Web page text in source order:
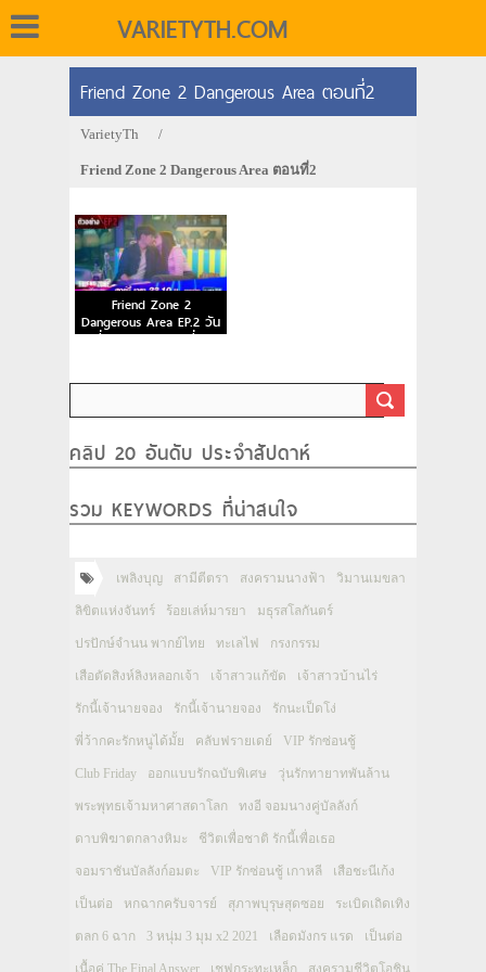
VARIETYTH.COM
Friend Zone 2 Dangerous Area ตอนที่2
VarietyTh /
Friend Zone 2 Dangerous Area ตอนที่2
Friend Zone 2
Dangerous Area EP.2 วัน
ที่ 2 ต.ค. 63 ตอนที่ 2
คลิป 20 อันดับ ประจำสัปดาห์
รวม KEYWORDS ที่น่าสนใจ
เพลิงบุญ สามีตีตรา สงครามนางฟ้า วิมานเมขลา
ลิขิตแห่งจันทร์ ร้อยเล่ห์มารยา มธุรสโลกันตร์
ปรปักษ์จำนน พากย์ไทย ทะเลไฟ กรงกรรม
เสือตัดสิงห์ลิงหลอกเจ้า เจ้าสาวแก้ขัด เจ้าสาวบ้านไร่
รักนี้เจ้านายจอง รักนี้เจ้านายจอง รักนะเป็ดโง่
พี่ว้ากคะรักหนูได้มั้ย คลับฟรายเดย์ VIP รักซ่อนชู้
Club Friday ออกแบบรักฉบับพิเศษ วุ่นรักทายาทพันล้าน
พระพุทธเจ้ามหาศาสดาโลก ทงอี จอมนางคู่บัลลังก์
ดาบพิฆาตกลางหิมะ ชีวิตเพื่อชาติ รักนี้เพื่อเธอ
จอมราชันบัลลังก์อมตะ VIP รักซ่อนชู้ เกาหลี เสือชะนีเก้ง
เป็นต่อ หกฉากครับจารย์ สุภาพบุรุษสุดซอย ระเบิดเถิดเทิง
ตลก 6 ฉาก 3 หนุ่ม 3 มุม x2 2021 เลือดมังกร แรด เป็นต่อ
เนื้อคู่ The Final Answer เชฟกระทะเหล็ก สงครามชีวิตโอชิน